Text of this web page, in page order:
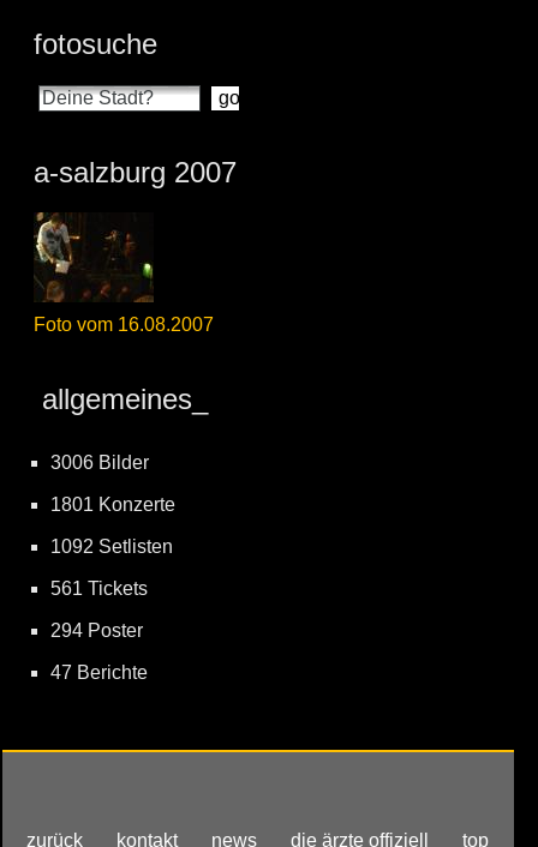
fotosuche
a-salzburg 2007
Foto vom 16.08.2007
allgemeines_
3006 Bilder
1801 Konzerte
1092 Setlisten
561 Tickets
294 Poster
47 Berichte
zurück kontakt news die ärzte offiziell top